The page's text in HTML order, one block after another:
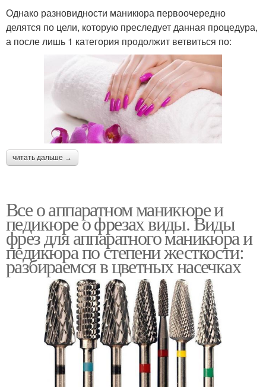
Однако разновидности маникюра первоочередно
делятся по цели, которую преследует данная процедура,
а после лишь 1 категория продолжит ветвиться по:
читать дальше →
Все о аппаратном маникюре и
педикюре о фрезах виды. Виды
фрез для аппаратного маникюра и
педикюра по степени жесткости:
разбираемся в цветных насечках